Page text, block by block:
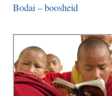
Bodai – boosheid